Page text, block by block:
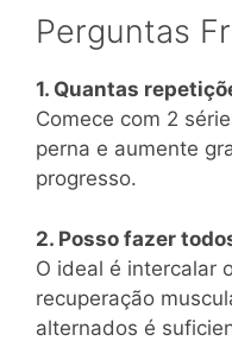
Perguntas
1. Quantas
Comece com 2
perna e aumente
progresso.
2. Posso fazer
O ideal é intercalar
recuperação
alternados é